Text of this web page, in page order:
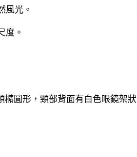
風光。
度。
橢圓形，頸部背面有白色眼鏡架狀